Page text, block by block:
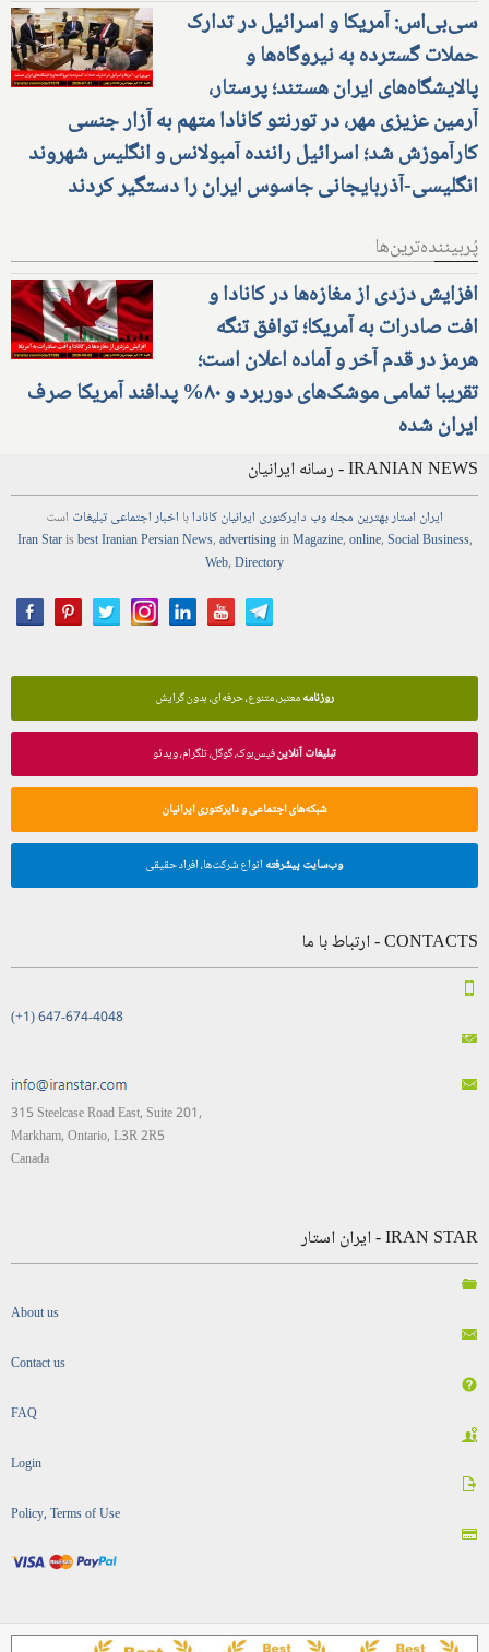
سی‌بی‌اس: آمریکا و اسرائیل در تدارک
حملات گسترده به نیروگاه‌ها و
پالایشگاه‌های ایران هستند؛ پرستار،
آرمین عزیزی مهر، در تورنتو کانادا متهم به آزار جنسی
کارآموزش شد؛ اسرائیل راننده آمبولانس و انگلیس شهروند
انگلیسی-آذربایجانی جاسوس ایران را دستگیر کردند
پُربیننده‌ترین‌ها
افزایش دزدی از مغازه‌ها در کانادا و
افت صادرات به آمریکا؛ توافق تنگه
هرمز در قدم آخر و آماده اعلان است؛
تقریبا تمامی موشک‌های دوربرد و ۸۰% پدافند آمریکا صرف
ایران شده
IRANIAN NEWS - رسانه ایرانیان
ایران استاربهترین مجلهوب دایرکتوری ایرانیان کانادابا اخباراجتماعیتبلیغات است
Iran Starisbest Iranian PersianNews,advertisinginMagazine,online,Social Business,
Web,Directory
روزنامهمعتبر، متنوع، حرفه‌ای، بدون گرایش
تبلیغات آنلاینفیس‌بوک، گوگل، تلگرام، ویدئو
شبکه‌های اجتماعی و دایرکتوری ایرانیان
وب‌سایت پیشرفته انواع شرکت‌ها، افراد حقیقی
CONTACTS - ارتباط با ما
(+1) 647-674-4048
315 Steelcase Road East, Suite 201,
Markham, Ontario, L3R 2R5
Canada
IRAN STAR - ایران استار
About us
Contact us
FAQ
Login
Policy, Terms of Use